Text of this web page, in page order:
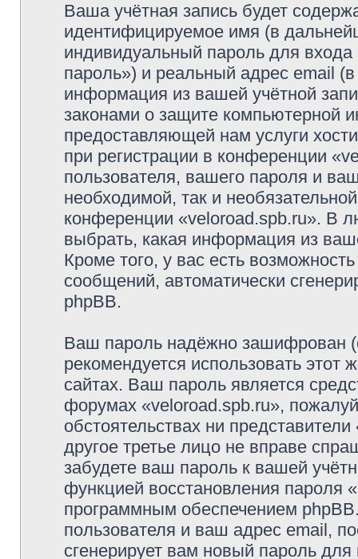
Ваша учётная запись будет
идентифицируемое имя (в
индивидуальный пароль для
пароль») и реальный адрес email
информация из вашей учётной
законами о защите компьютерной
предоставляющей нам услуги
при регистрации в конференции
пользователя, вашего пароля и
необходимой, так и
конференции «veloroad.spb.ru». В
выбрать, какая информация из
Кроме того, у вас есть
сообщений, автоматически
phpBB.
Ваш пароль надёжно зашифрован
рекомендуется использовать этот
сайтах. Ваш пароль является
форумах «veloroad.spb.ru»,
обстоятельствах ни
другое третье лицо не вправе
забудете ваш пароль к вашей
функцией восстановления пароля
программным обеспечением
пользователя и ваш адрес email,
сгенерирует вам новый пароль